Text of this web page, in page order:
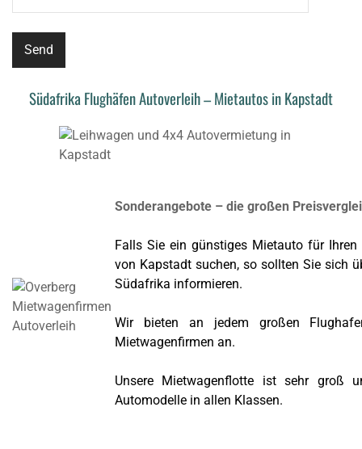
Südafrika Flughäfen Autoverleih – Mietautos in Kapstadt
Sonderangebote – die großen
Falls Sie ein günstiges Mietauto für Ihren
von Kapstadt suchen, so sollten Sie sich
Südafrika informieren.
Wir bieten an jedem großen
Mietwagenfirmen an.
Unsere Mietwagenflotte ist sehr groß
Automodelle in allen Klassen.